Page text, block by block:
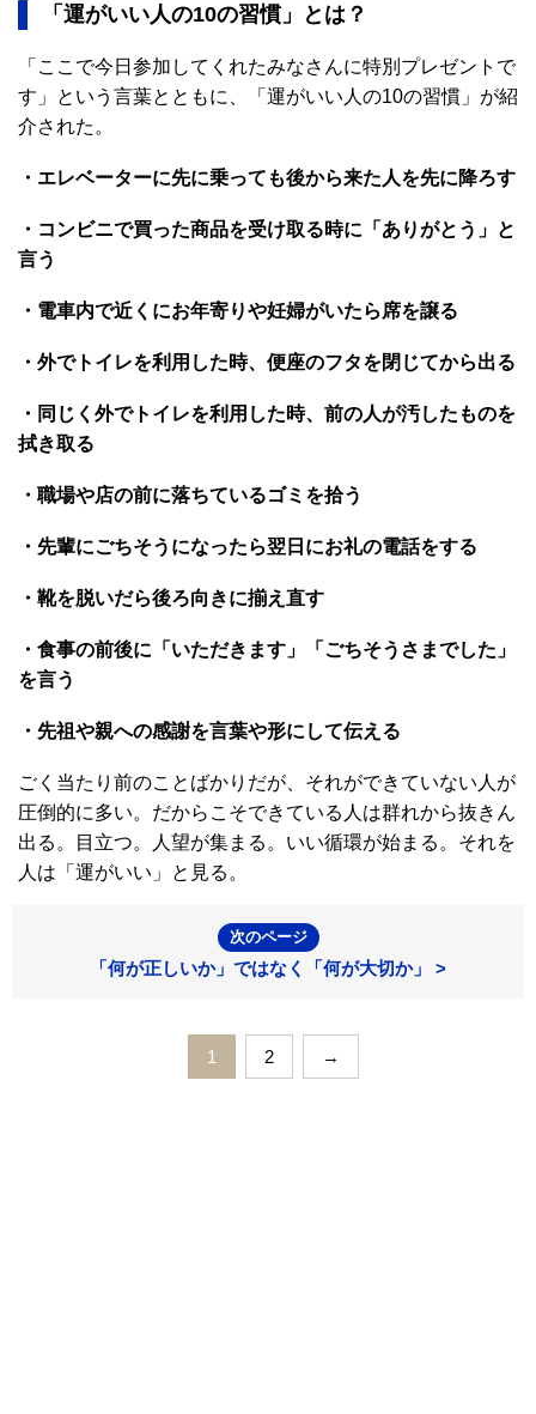
「運がいい人の10の習慣」とは？
「ここで今日参加してくれたみなさんに特別プレゼントで
す」という言葉とともに、「運がいい人の10の習慣」が紹
介された。
・エレベーターに先に乗っても後から来た人を先に降ろす
・コンビニで買った商品を受け取る時に「ありがとう」と
言う
・電車内で近くにお年寄りや妊婦がいたら席を譲る
・外でトイレを利用した時、便座のフタを閉じてから出る
・同じく外でトイレを利用した時、前の人が汚したものを
拭き取る
・職場や店の前に落ちているゴミを拾う
・先輩にごちそうになったら翌日にお礼の電話をする
・靴を脱いだら後ろ向きに揃え直す
・食事の前後に「いただきます」「ごちそうさまでした」
を言う
・先祖や親への感謝を言葉や形にして伝える
ごく当たり前のことばかりだが、それができていない人が
圧倒的に多い。だからこそできている人は群れから抜きん
出る。目立つ。人望が集まる。いい循環が始まる。それを
人は「運がいい」と見る。
次のページ
「何が正しいか」ではなく「何が大切か」 >
1 2 →